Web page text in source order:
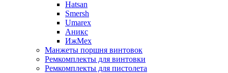
Hatsan
Smersh
Umarex
Аникс
ИжМех
Манжеты поршня винтовок
Ремкомплекты для винтовки
Ремкомплекты для пистолета